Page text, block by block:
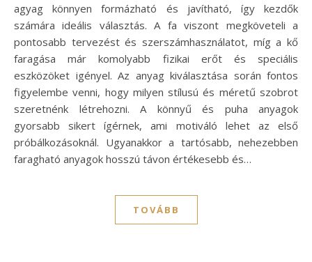
agyag könnyen formázható és javítható, így kezdők
számára ideális választás. A fa viszont megköveteli a
pontosabb tervezést és szerszámhasználatot, míg a kő
faragása már komolyabb fizikai erőt és speciális
eszközöket igényel. Az anyag kiválasztása során fontos
figyelembe venni, hogy milyen stílusú és méretű szobrot
szeretnénk létrehozni. A könnyű és puha anyagok
gyorsabb sikert ígérnek, ami motiváló lehet az első
próbálkozásoknál. Ugyanakkor a tartósabb, nehezebben
faragható anyagok hosszú távon értékesebb és…
TOVÁBB